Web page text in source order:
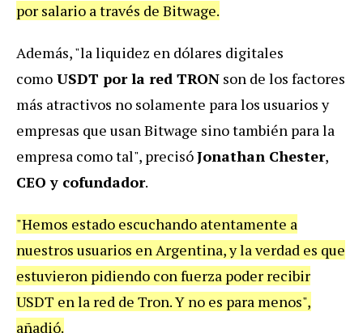
por salario a través de Bitwage.
Además, "la liquidez en dólares digitales
como USDT por la red TRON son de los factores
más atractivos no solamente para los usuarios y
empresas que usan Bitwage sino también para la
empresa como tal", precisóJonathan Chester,
CEO y cofundador.
"Hemos estado escuchando atentamente a
nuestros usuarios en Argentina, y la verdad es que
estuvieron pidiendo con fuerza poder recibir
USDT en la red de Tron. Y no es para menos",
añadió.